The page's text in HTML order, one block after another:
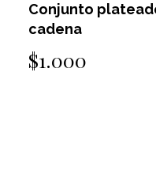
Conjunto
cadena
$1.000